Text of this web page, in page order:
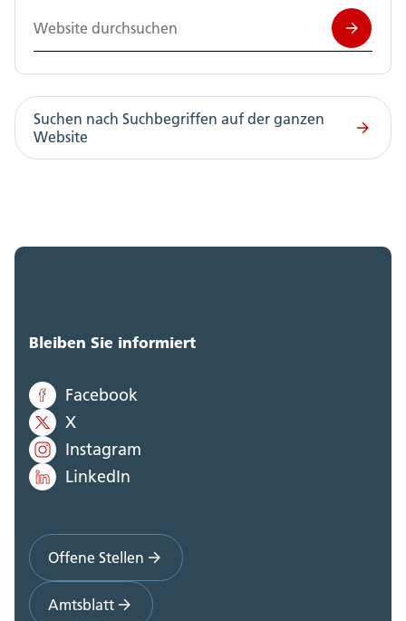
Website durchsuchen
Suchen nach Suchbegriffen auf der ganzen
Website
Bleiben Sie informiert
Facebook
X
Instagram
LinkedIn
Offene Stellen
Amtsblatt